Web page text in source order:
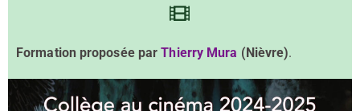
Formation proposée par Thierry Mura (Nièvre).